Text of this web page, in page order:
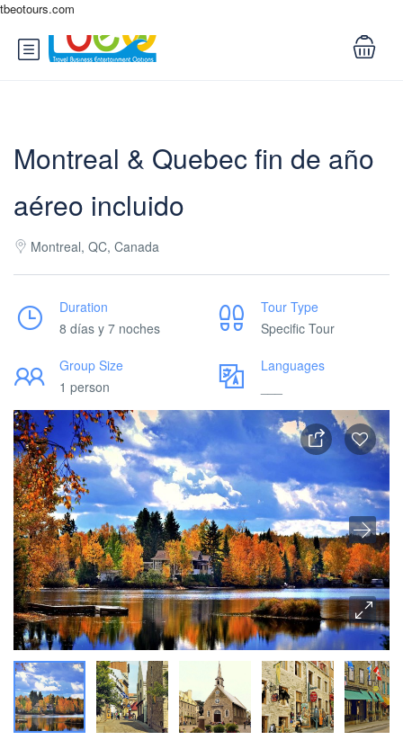
tbeotours.com
Montreal & Quebec fin de año
aéreo incluido
Montreal, QC, Canada
Duration
8 días y 7 noches
Tour Type
Specific Tour
Group Size
1 person
Languages